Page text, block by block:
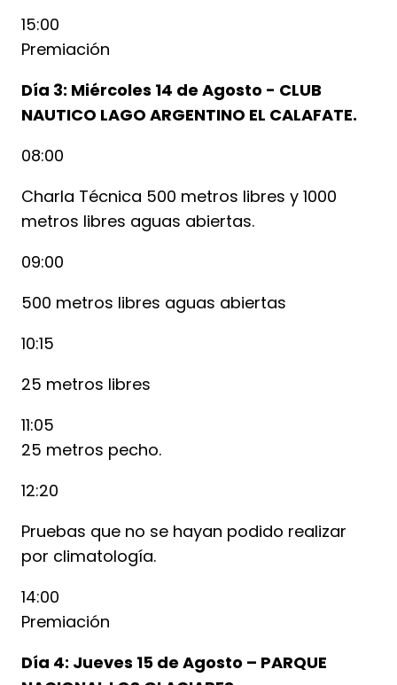
15:00
Premiación
Día 3: Miércoles 14 de Agosto - CLUB
NAUTICO LAGO ARGENTINO EL CALAFATE.
08:00
Charla Técnica 500 metros libres y 1000
metros libres aguas abiertas.
09:00
500 metros libres aguas abiertas
10:15
25 metros libres
11:05
25 metros pecho.
12:20
Pruebas que no se hayan podido realizar
por climatología.
14:00
Premiación
Día 4: Jueves 15 de Agosto – PARQUE